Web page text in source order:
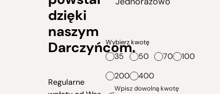
dzięki
naszym
Darczyńcom.
Regularne
Wybierz kwotę
35 50 70
100
200
400
Wpisz dowolną kwotę